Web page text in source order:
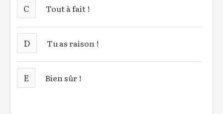
C Tout à fait !
D Tu as raison !
E Bien sûr !